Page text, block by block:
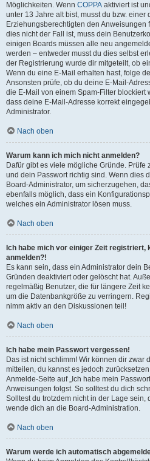
Möglichkeiten. Wenn COPPA aktiviert ist
unter 13 Jahre alt bist, musst du bzw.
Erziehungsberechtigten den Anweisungen
dies nicht der Fall ist, muss dein
einigen Boards müssen alle neu
werden – entweder musst du dies selbst
der Registrierung wurde dir mitgeteilt, ob
Wenn du eine E-Mail erhalten hast, folge
Ansonsten prüfe, ob du deine E-Mail-
die E-Mail von einem Spam-Filter blockiert
dass deine E-Mail-Adresse korrekt
Administrator.
Nach oben
Warum kann ich mich nicht anmelden?
Dafür gibt es viele mögliche Gründe. Prüfe
und dein Passwort richtig sind. Wenn dies
Board-Administrator, um sicherzugehen,
ebenfalls möglich, dass ein
welches ein Administrator lösen muss.
Nach oben
Ich habe mich vor einiger Zeit registriert,
anmelden?!
Es kann sein, dass ein Administrator dein
Gründen deaktiviert oder gelöscht hat.
regelmäßig Benutzer, die für längere Zeit
um die Datenbankgröße zu verringern.
nimm aktiv an den Diskussionen teil!
Nach oben
Ich habe mein Passwort vergessen!
Das ist nicht schlimm! Wir können dir zwar
mitteilen, du kannst es jedoch
Anmelde-Seite auf „Ich habe mein
Anweisungen folgst. So solltest du dich
Solltest du trotzdem nicht in der Lage sein,
wende dich an die Board-Administration.
Nach oben
Warum werde ich automatisch